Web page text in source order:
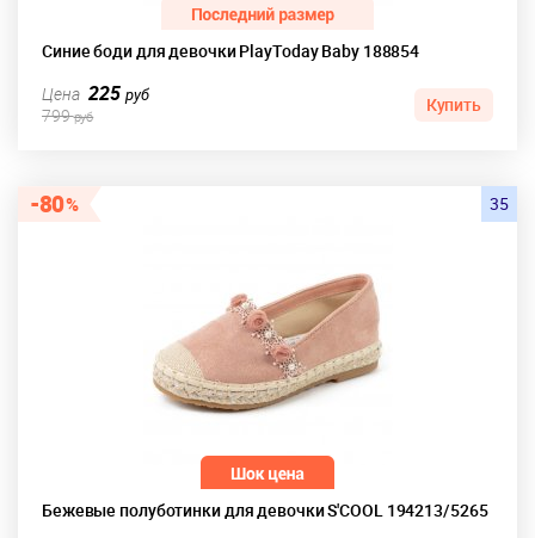
Синие боди для девочки PlayToday Baby 188854
Цена 225руб
799руб
Купить
80
Бежевые полуботинки для девочки S'COOL 194213/5265
35